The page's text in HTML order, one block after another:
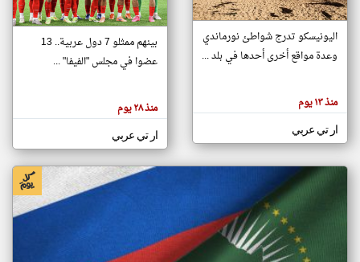
تغيير الدولة
اخبار جزر القمر على مدار الساعة
أهم اخبار جزر القمر العاجلة والمباشرة
هنا عن
وجهة
كاتبيها.
اليونيسكو تدرج شواطئ نورماندي
وعدة مواقع أخرى أحدها في بلد ...
منذ ١٣ يوم
ار تي عربي
بينهم ممثلو 7 دول عربية.. 13
عضوا في مجلس "الفيفا" ...
منذ ٢٨ يوم
ار تي عربي
klyoum.com